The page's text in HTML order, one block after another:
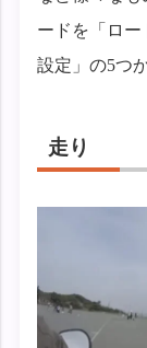
ードを「ロー
設定」の5つ
走り